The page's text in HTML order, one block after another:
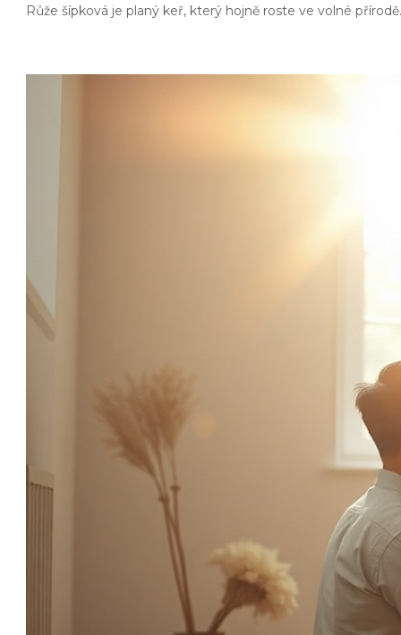
Růže šípková je planý keř, který hojně roste ve volné